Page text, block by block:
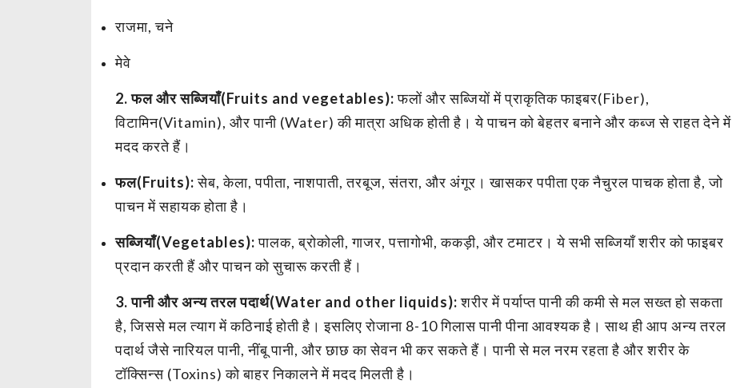
राजमा, चने
मेवे
2. फल और सब्जियाँ(Fruits and vegetables):फलों और सब्जियों में प्राकृतिक फाइबर(Fiber),
विटामिन(Vitamin), और पानी (Water) की मात्रा अधिक होती है। ये पाचन को बेहतर बनाने और कब्ज से राहत देने में
मदद करते हैं।
फल(Fruits):सेब, केला, पपीता, नाशपाती, तरबूज, संतरा, और अंगूर। खासकर पपीता एक नैचुरल पाचक होता है, जो
पाचन में सहायक होता है।
सब्जियाँ(Vegetables):पालक, ब्रोकोली, गाजर, पत्तागोभी, ककड़ी, और टमाटर। ये सभी सब्जियाँ शरीर को फाइबर
प्रदान करती हैं और पाचन को सुचारू करती हैं।
3. पानी और अन्य तरल पदार्थ(Water and other liquids):शरीर में पर्याप्त पानी की कमी से मल सख्त हो सकता
है, जिससे मल त्याग में कठिनाई होती है। इसलिए रोजाना 8-10 गिलास पानी पीना आवश्यक है। साथ ही आप अन्य तरल
पदार्थ जैसे नारियल पानी, नींबू पानी, और छाछ का सेवन भी कर सकते हैं। पानी से मल नरम रहता है और शरीर के
टॉक्सिन्स (Toxins) को बाहर निकालने में मदद मिलती है।